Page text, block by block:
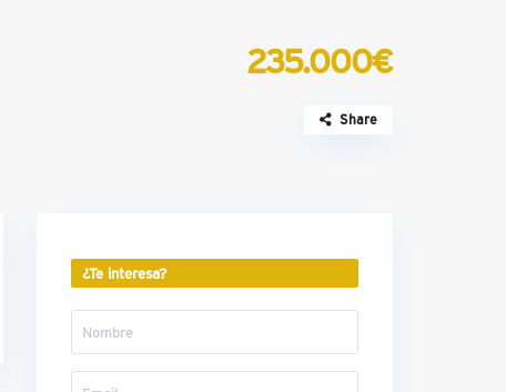
235.000€
Share
¿Te interesa?